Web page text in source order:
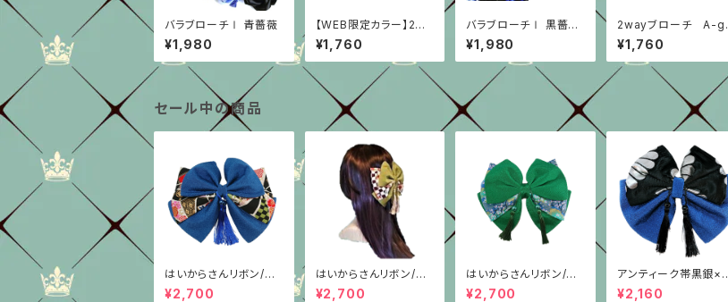
バラブローチⅠ 青薔薇
¥1,980
【WEB限定カラー】2wa
yブローチ A-group
¥1,760
バラブローチⅠ 黒薔薇/
赤系/グリーン/紫
¥1,980
2wayブローチ A-gr
oup
¥1,760
セール中の商品
はいからさんリボン/柄
重ね/青ちりめん
¥2,700
はいからさんリボン/柄
重ね/抹茶グリーン/4
¥2,700
はいからさんリボン/柄
重ね/グリーンちりめん
¥2,700
アンティーク帯黒銀×
青/4種/ちりめん/はい
¥2,160